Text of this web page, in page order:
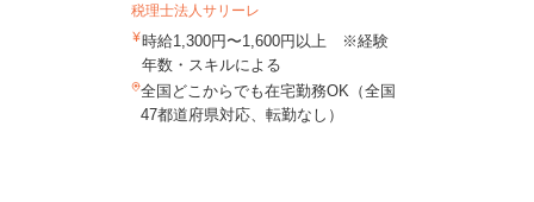
税理士法人サリーレ
時給1,300円〜1,600円以上 ※経験
年数・スキルによる
全国どこからでも在宅勤務OK（全国
47都道府県対応、転勤なし）